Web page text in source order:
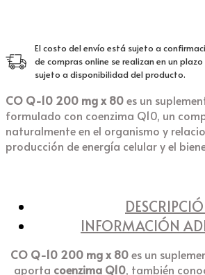
cápsulas
blandas
de
rápida
cantidad
El costo del envío está sujeto a
de compras online se realizan en un
sujeto a disponibilidad del producto.
CO Q-10 200 mg x 80es un
formulado con coenzima Q10, un
naturalmente en el organismo y
producción de energía celular y el
INFORMACIÓN
CO Q-10 200 mg x 80es un
aporta coenzima Q10, también